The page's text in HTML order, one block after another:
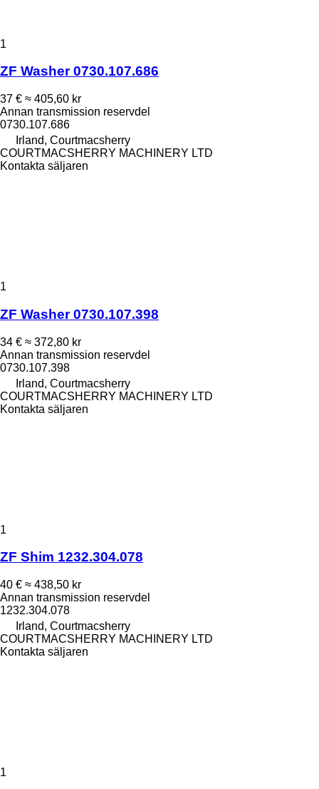
1
ZF Washer 0730.107.686
37 € ≈ 405,60 kr
Annan transmission reservdel
0730.107.686
Irland, Courtmacsherry
COURTMACSHERRY MACHINERY LTD
Kontakta säljaren
1
ZF Washer 0730.107.398
34 € ≈ 372,80 kr
Annan transmission reservdel
0730.107.398
Irland, Courtmacsherry
COURTMACSHERRY MACHINERY LTD
Kontakta säljaren
1
ZF Shim 1232.304.078
40 € ≈ 438,50 kr
Annan transmission reservdel
1232.304.078
Irland, Courtmacsherry
COURTMACSHERRY MACHINERY LTD
Kontakta säljaren
1